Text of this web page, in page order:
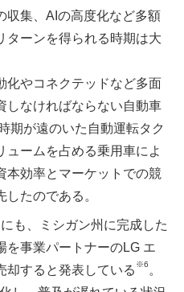
収集、AIの高度化など多額
ターンを得られる時期は大
やコネクテッドなど多面
しなければならない自動車
期が遠のいた自動運転タク
ュームを占める乗用車によ
本効率とマーケットでの競
たのである。
も、ミシガン州に完成した
を事業パートナーのLG エ
却すると発表している ※6 。